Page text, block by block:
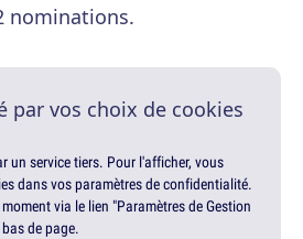
nominations.
par vos choix de cookies
un service tiers. Pour l'afficher, vous
dans vos paramètres de confidentialité.
via le lien "Paramètres de Gestion
de page.